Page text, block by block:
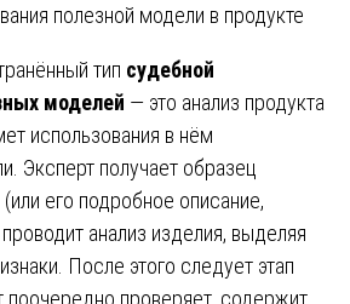
полезной модели в продукте
тип судебной
моделей — это анализ продукта
использования в нём
Эксперт получает образец
его подробное описание,
анализ изделия, выделяя
После этого следует этап
поочередно проверяет, содержит